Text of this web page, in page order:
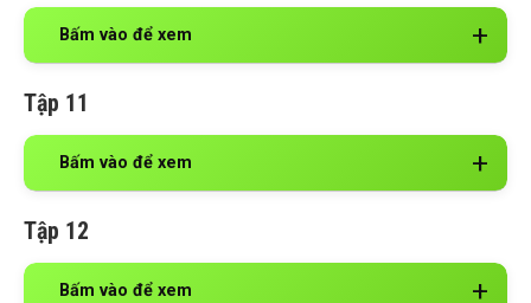
Bấm vào để xem
Tập 11
Bấm vào để xem
Tập 12
Bấm vào để xem